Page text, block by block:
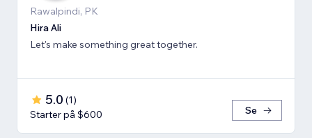
Rawalpindi, PK
Hira Ali
Let's make something great together.
5.0 (1)
Starter på $600
Se